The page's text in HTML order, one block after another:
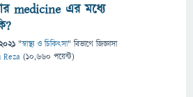
medicine এর মধ্যে
"স্বাস্থ্য ও চিকিৎসা" বিভাগে জিজ্ঞাসা
Reza (10,660 পয়েন্ট)